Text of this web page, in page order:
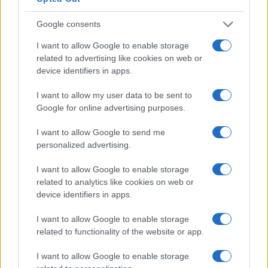
Google consents
I want to allow Google to enable storage
related to advertising like cookies on web or
device identifiers in apps.
I want to allow my user data to be sent to
Google for online advertising purposes.
I want to allow Google to send me
personalized advertising.
I want to allow Google to enable storage
related to analytics like cookies on web or
device identifiers in apps.
I want to allow Google to enable storage
related to functionality of the website or app.
I want to allow Google to enable storage
I nostri cari
I nostri cari
I nostri cari
Giovannimaria Cabras